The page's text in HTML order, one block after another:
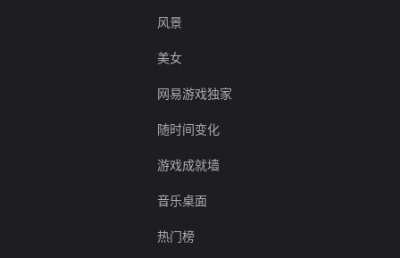
风景
美女
网易游戏独家
随时间变化
游戏成就墙
音乐桌面
热门榜